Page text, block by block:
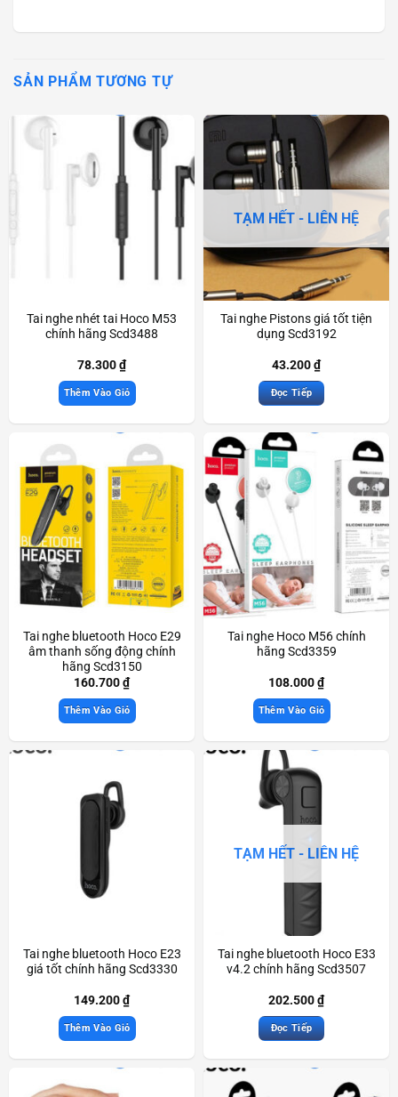
SẢN PHẨM TƯƠNG TỰ
Tai nghe nhét tai Hoco M53
chính hãng Scd3488
78.300₫
Thêm Vào Giỏ
TẠM HẾT - LIÊN HỆ
Tai nghe Pistons giá tốt tiện
dụng Scd3192
43.200₫
Đọc Tiếp
Tai nghe bluetooth Hoco E29
âm thanh sống động chính
hãng Scd3150
160.700₫
Thêm Vào Giỏ
Tai nghe Hoco M56 chính
hãng Scd3359
108.000₫
Thêm Vào Giỏ
Tai nghe bluetooth Hoco E23
giá tốt chính hãng Scd3330
149.200₫
Thêm Vào Giỏ
TẠM HẾT - LIÊN HỆ
Tai nghe bluetooth Hoco E33
v4.2 chính hãng Scd3507
202.500₫
Đọc Tiếp